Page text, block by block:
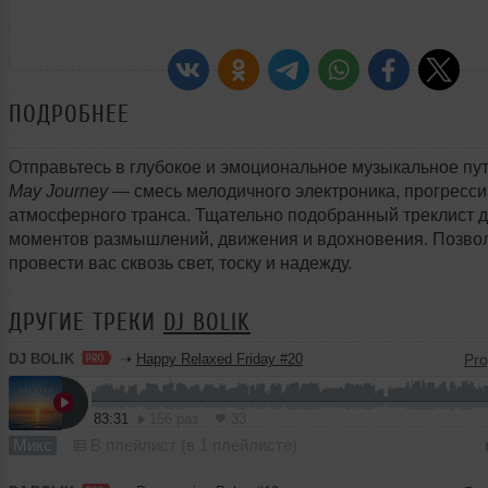
ПОДРОБНЕЕ
Отправьтесь в глубокое и эмоциональное музыкальное
May Journey— смесь мелодичного электроника,
атмосферного транса. Тщательно подобранный треклист
моментов размышлений, движения и вдохновения.
провести вас сквозь свет, тоску и надежду.
ДРУГИЕ ТРЕКИ DJ BOLIK
DJ BOLIK ➝ Happy Relaxed Friday #20
83:31
Микс